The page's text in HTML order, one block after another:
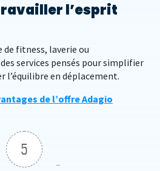
l’esprit
de fitness, laverie ou
services pensés pour simplifier
l’équilibre en déplacement.
de l’offre Adagio
5